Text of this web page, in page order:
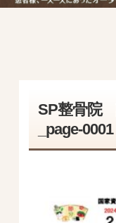
SP整骨院
_page-0001